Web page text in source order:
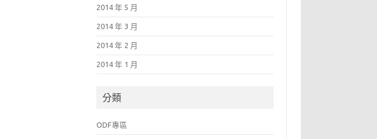
2014 年 5 月
2014 年 3 月
2014 年 2 月
2014 年 1 月
分類
ODF專區